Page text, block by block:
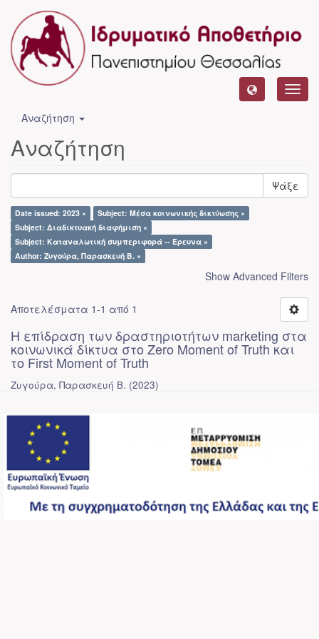
Αναζήτηση
Αναζήτηση
Ψάξε
Date issued: 2023 ×
Subject: Μέσα κοινωνικής δικτύωσης ×
Subject: Διαδικτυακή διαφήμιση ×
Subject: Καταναλωτική συμπεριφορά -- Έρευνα ×
Author: Ζυγούρα, Παρασκευή Β. ×
Show Advanced Filters
Αποτελέσματα 1-1 από 1
Η επίδραση των δραστηριοτήτων marketing στα
κοινωνικά δίκτυα στο Zero Moment of Truth και
το First Moment of Truth
Ζυγούρα, Παρασκευή Β. (2023)